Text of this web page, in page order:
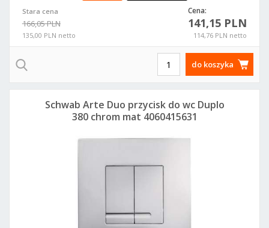
Stara cena
166,05 PLN
135,00 PLN netto
Cena:
141,15 PLN
114,76 PLN netto
do koszyka
Schwab Arte Duo przycisk do wc Duplo
380 chrom mat 4060415631